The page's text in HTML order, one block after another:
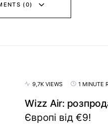
(0)
9,7K VIEWS 1 MINUTE
Wizz Air:
Європі від €9!